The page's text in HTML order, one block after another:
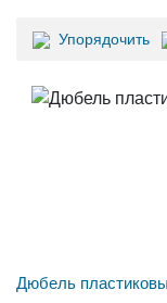
Упорядочить
Дюбель